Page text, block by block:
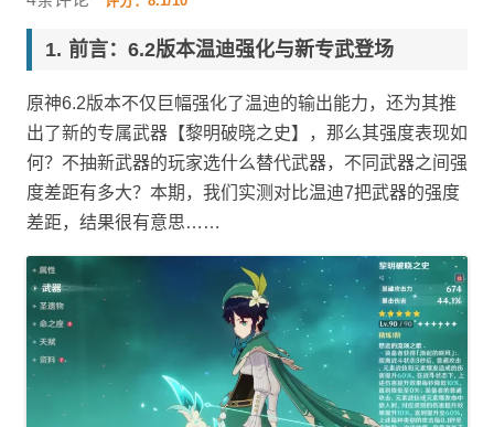
前言：6.2版本温迪强化与新专武登场
原神6.2版本不仅巨幅强化了温迪的输出能力，还为其推
出了新的专属武器【黎明破晓之史】，那么其强度表现如
何？不抽新武器的玩家选什么替代武器，不同武器之间强
度差距有多大？本期，我们实测对比温迪7把武器的强度
差距，结果很有意思……